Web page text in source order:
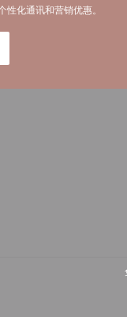
化通讯和营销优惠。